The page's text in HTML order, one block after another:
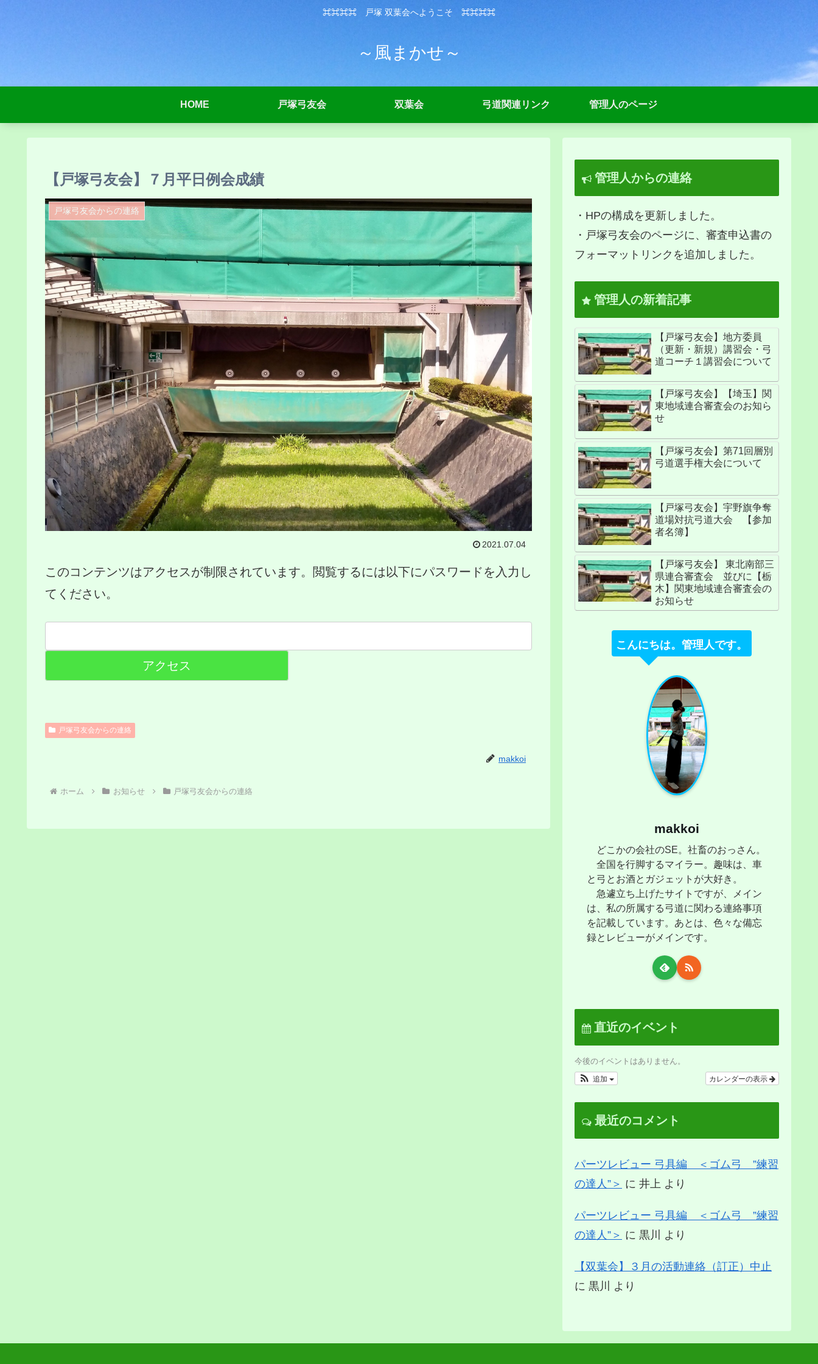
⌘⌘⌘⌘ 戸塚 双葉会へようこそ ⌘⌘⌘⌘
～風まかせ～
HOME 戸塚弓友会 双葉会 弓道関連リンク 管理人のページ
【戸塚弓友会】７月平日例会成績
戸塚弓友会からの連絡
2021.07.04
このコンテンツはアクセスが制限されています。閲覧するには以下にパスワードを入力し
てください。
戸塚弓友会からの連絡
makkoi
ホーム お知らせ 戸塚弓友会からの連絡
管理人からの連絡
・HPの構成を更新しました。
・戸塚弓友会のページに、審査申込書の
フォーマットリンクを追加しました。
管理人の新着記事
【戸塚弓友会】地方委員
（更新・新規）講習会・弓
道コーチ１講習会について
【戸塚弓友会】【埼玉】関
東地域連合審査会のお知ら
せ
【戸塚弓友会】第71回層別
弓道選手権大会について
【戸塚弓友会】宇野旗争奪
道場対抗弓道大会 【参加
者名簿】
【戸塚弓友会】 東北南部三
県連合審査会 並びに【栃
木】関東地域連合審査会の
お知らせ
こんにちは。管理人です。
makkoi
どこかの会社のSE。社畜のおっさん。
全国を行脚するマイラー。趣味は、車
と弓とお酒とガジェットが大好き。
急遽立ち上げたサイトですが、メイン
は、私の所属する弓道に関わる連絡事項
を記載しています。あとは、色々な備忘
録とレビューがメインです。
直近のイベント
今後のイベントはありません。
カレンダーの表示
追加
最近のコメント
パーツレビュー 弓具編 ＜ゴム弓 ”練習
の達人”＞ に 井上 より
パーツレビュー 弓具編 ＜ゴム弓 ”練習
の達人”＞ に 黒川 より
【双葉会】３月の活動連絡（訂正）中止
に 黒川 より